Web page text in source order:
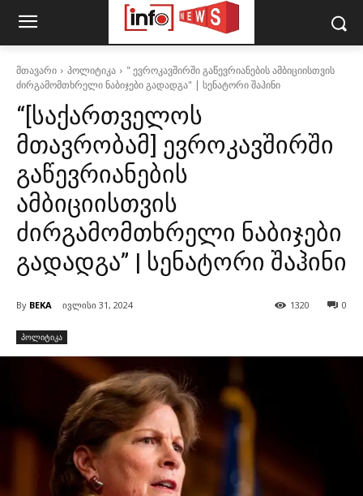
მთავარი პოლიტიკა
" ევროკავშირში გაწევრიანების ამბიციისთვის
ძირგამომთხრელი ნაბიჯები გადადგა" | სენატორი შაჰინი
“[საქართველოს
მთავრობამ] ევროკავშირში
გაწევრიანების
ამბიციისთვის
ძირგამომთხრელი ნაბიჯები
გადადგა” | სენატორი შაჰინი
By BEKA ივლისი 31, 2024 0
1320
პოლიტიკა